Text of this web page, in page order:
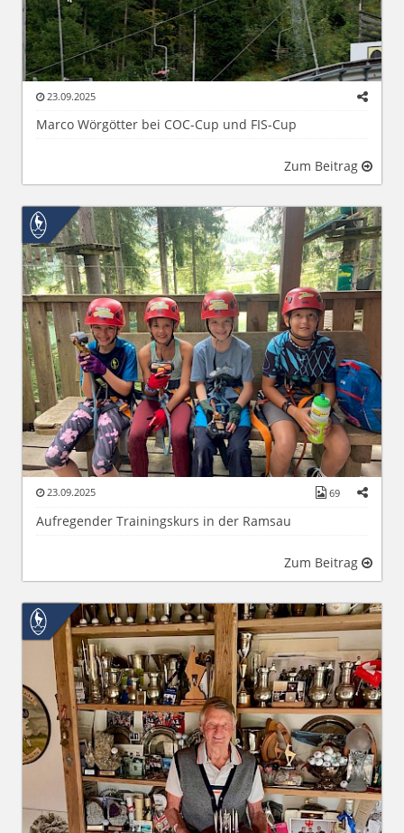
23.09.2025
Marco Wörgötter bei COC-Cup und FIS-Cup
Zum Beitrag
23.09.2025 69
Aufregender Trainingskurs in der Ramsau
Zum Beitrag